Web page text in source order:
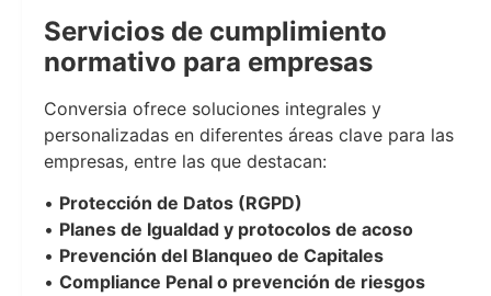
Servicios de cumplimiento
normativo para empresas
Conversia ofrece soluciones integrales y
personalizadas en diferentes áreas clave para las
empresas, entre las que destacan:
• Protección de Datos (RGPD)
• Planes de Igualdad y protocolos de acoso
• Prevención del Blanqueo de Capitales
• Compliance Penal o prevención de riesgos